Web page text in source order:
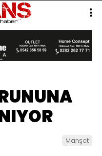
Manşet